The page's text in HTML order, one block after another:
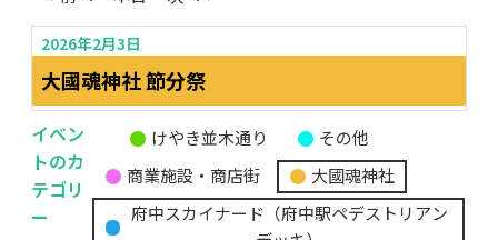
2026年2月3日
大國魂神社 節分祭
イベン
トのカ
テゴリ
ー
題
の
カ
けやき並木通り
その他
商業施設・商店街
大國魂神社
府中スカイナード（府中駅ペデストリアン